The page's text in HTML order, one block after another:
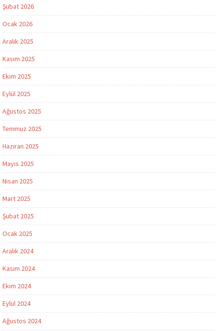
Şubat 2026
Ocak 2026
Aralık 2025
Kasım 2025
Ekim 2025
Eylül 2025
Ağustos 2025
Temmuz 2025
Haziran 2025
Mayıs 2025
Nisan 2025
Mart 2025
Şubat 2025
Ocak 2025
Aralık 2024
Kasım 2024
Ekim 2024
Eylül 2024
Ağustos 2024